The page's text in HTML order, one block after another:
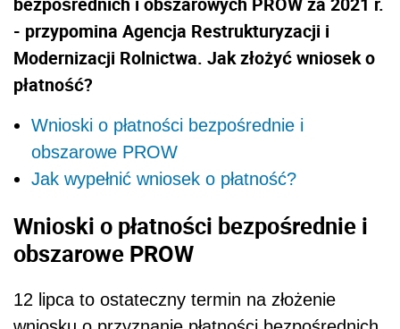
- przypomina Agencja Restrukturyzacji i
Modernizacji Rolnictwa. Jak złożyć wniosek o
płatność?
Wnioski o płatności bezpośrednie i
obszarowe PROW
Jak wypełnić wniosek o płatność?
Wnioski o płatności bezpośrednie i
obszarowe PROW
12 lipca to ostateczny termin na złożenie